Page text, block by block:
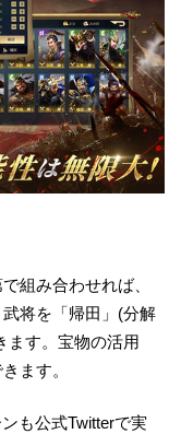
組み合わせれば、
将を「帰田」(分解
ます。宝物の活用
ます。
も公式Twitterで実